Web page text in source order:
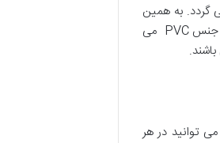
گردد. به همین
خاطر از این ترفند تجاری بسیار استفاده می شود. برای چاپ استیکر باید ویژگی های مختلفی را مورد توجه قرار دهید. استیکر با لایه چسبی عرضه شده و از جنس PVC می
توانید در هر